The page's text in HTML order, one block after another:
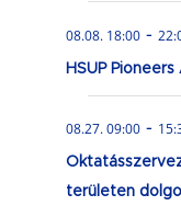
08.08. 18:00 -
HSUP
08.27. 09:00 -
területen